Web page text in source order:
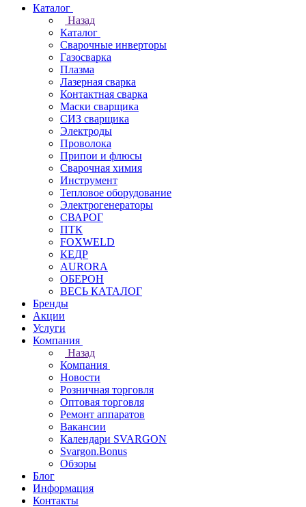
Каталог
Назад
Каталог
Сварочные инверторы
Газосварка
Плазма
Лазерная сварка
Контактная сварка
Маски сварщика
СИЗ сварщика
Электроды
Проволока
Припои и флюсы
Сварочная химия
Инструмент
Тепловое оборудование
Электрогенераторы
СВАРОГ
ПТК
FOXWELD
КЕДР
AURORA
ОБЕРОН
ВЕСЬ КАТАЛОГ
Бренды
Акции
Услуги
Компания
Назад
Компания
Новости
Розничная торговля
Оптовая торговля
Ремонт аппаратов
Вакансии
Календари SVARGON
Svargon.Bonus
Обзоры
Блог
Информация
Контакты